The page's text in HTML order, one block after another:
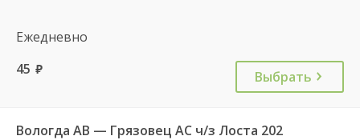
Ежедневно
45 руб. Выбрать
Вологда АВ — Грязовец АС ч/з Лоста 202